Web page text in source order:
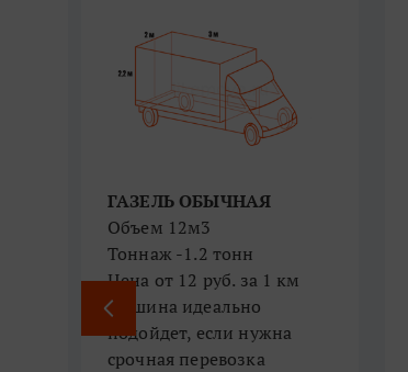
ГАЗЕЛЬ ОБЫЧНАЯ
Объем 12м3
Тоннаж -1.2 тонн
Цена ​​​​​​​от 12 руб. за 1 км
Машина и​​​​​​деально
подойдет, если нужна
срочная перевозка